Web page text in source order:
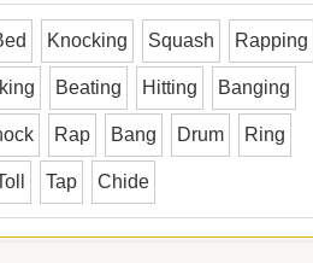
Knocking Squash Rapping
Beating Hitting Banging
Rap Bang Drum Ring
Tap Chide